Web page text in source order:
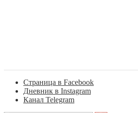
Страница в Facebook
Дневник в Instagram
Канал Telegram